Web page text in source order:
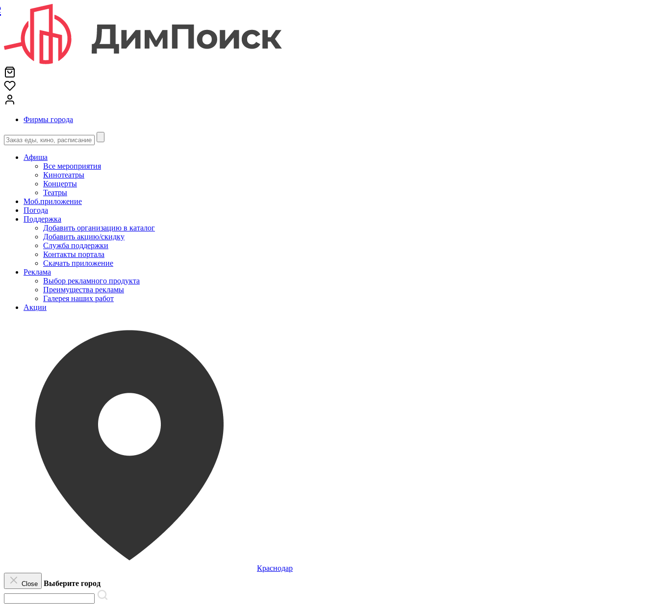
Фирмы города
Афиша
Все мероприятия
Кинотеатры
Концерты
Театры
Моб.приложение
Погода
Поддержка
Добавить организацию в каталог
Добавить акцию/скидку
Служба поддержки
Контакты портала
Скачать приложение
Реклама
Выбор рекламного продукта
Преимущества рекламы
Галерея наших работ
Акции
Краснодар
Close Выберите город